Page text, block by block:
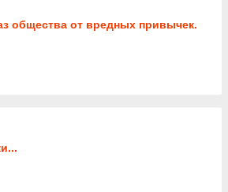
общества от вредных привычек.